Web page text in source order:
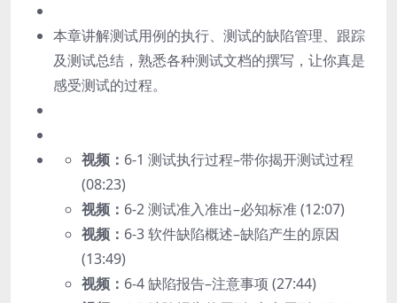
本章讲解测试用例的执行、测试的缺陷管理、跟踪
及测试总结，熟悉各种测试文档的撰写，让你真是
感受测试的过程。
视频： 6-1 测试执行过程–带你揭开测试过程
(08:23)
视频： 6-2 测试准入准出–必知标准 (12:07)
视频： 6-3 软件缺陷概述–缺陷产生的原因
(13:49)
视频： 6-4 缺陷报告–注意事项 (27:44)